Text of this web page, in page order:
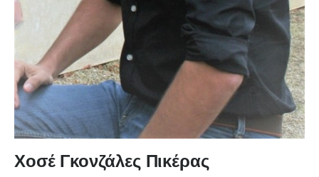
Χοσέ Γκονζάλες Πικέρας